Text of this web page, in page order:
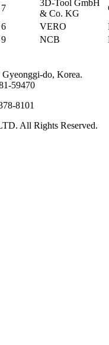
7
3D-Tool GmbH
& Co. KG
6 VERO
9 NCB
do, Korea.
59470
8101
All Rights Reserved.